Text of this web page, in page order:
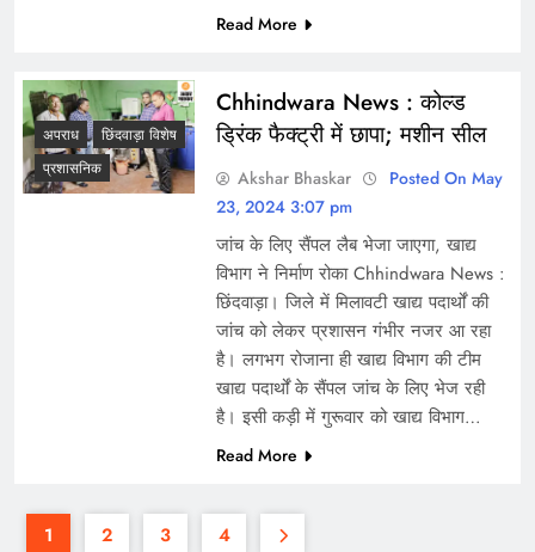
Read More
अपराध
छिंदवाड़ा विशेष
प्रशासनिक
Chhindwara News : कोल्ड
ड्रिंक फैक्ट्री में छापा; मशीन सील
Akshar Bhaskar
Posted On May
23, 2024 3:07 pm
जांच के लिए सैंपल लैब भेजा जाएगा, खाद्य
विभाग ने निर्माण रोका Chhindwara News :
छिंदवाड़ा। जिले में मिलावटी खाद्य पदार्थों की
जांच को लेकर प्रशासन गंभीर नजर आ रहा
है। लगभग रोजाना ही खाद्य विभाग की टीम
खाद्य पदार्थों के सैंपल जांच के लिए भेज रही
है। इसी कड़ी में गुरूवार को खाद्य विभाग…
Read More
1 2 3 4